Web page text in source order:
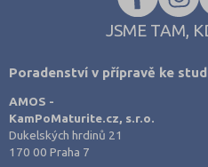
JSME TAM,
Poradenství v přípravě ke
AMOS -
KamPoMaturite.cz, s.r.o.
Dukelských hrdinů 21
170 00 Praha 7